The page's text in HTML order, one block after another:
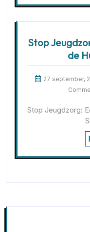
Stop
de
27 september,
Stop Jeugdzorg: